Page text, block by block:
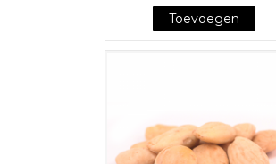
Toevoegen